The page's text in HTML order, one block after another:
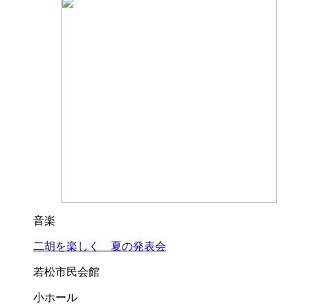
音楽
二胡を楽しく 夏の発表会
若松市民会館
小ホール